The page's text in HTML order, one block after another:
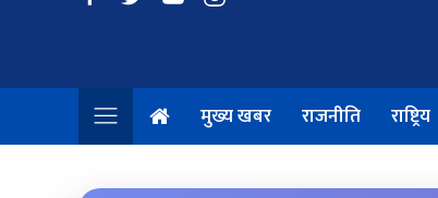
मुख्य खबर राजनीति राष्ट्रिय